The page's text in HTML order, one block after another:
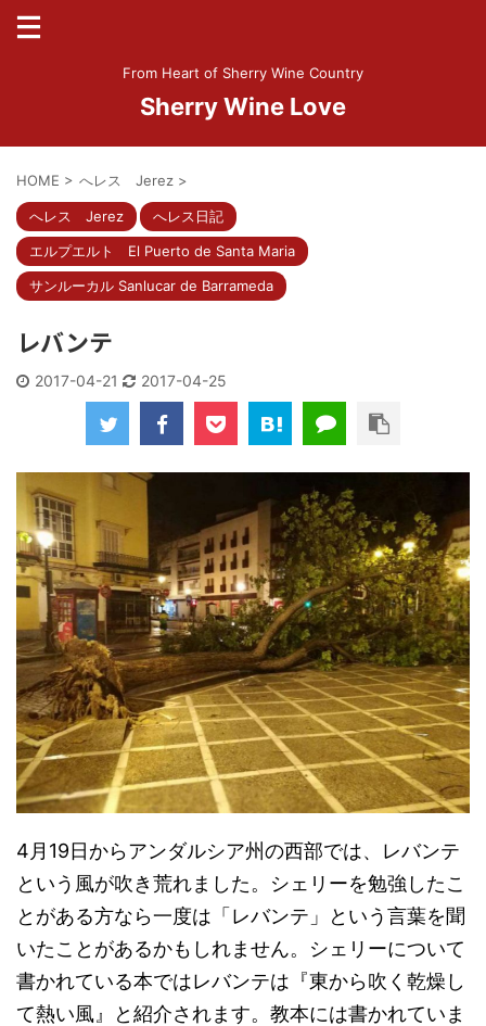
From Heart of Sherry Wine Country
Sherry Wine Love
HOME > へレス Jerez >
へレス Jerez
へレス日記
エルプエルト El Puerto de Santa Maria
サンルーカル Sanlucar de Barrameda
レバンテ
2017-04-21 2017-04-25
4月19日からアンダルシア州の西部では、レバンテ
という風が吹き荒れました。シェリーを勉強したこ
とがある方なら一度は「レバンテ」という言葉を聞
いたことがあるかもしれません。シェリーについて
書かれている本ではレバンテは『東から吹く乾燥し
て熱い風』と紹介されます。教本には書かれていま